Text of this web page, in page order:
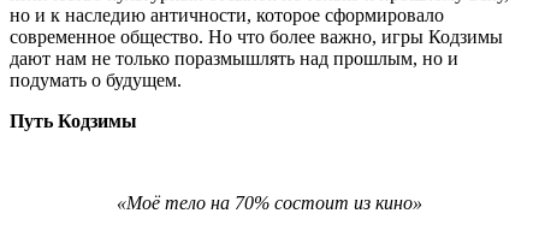
но и к наследию античности, которое сформировало
современное общество. Но что более важно, игры Кодзимы
дают нам не только поразмышлять над прошлым, но и
подумать о будущем.
Путь Кодзимы
«Моё тело на 70% состоит из кино»